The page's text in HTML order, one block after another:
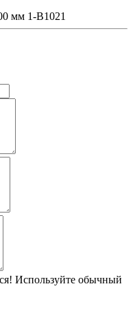
мм 1-B1021
Используйте обычный